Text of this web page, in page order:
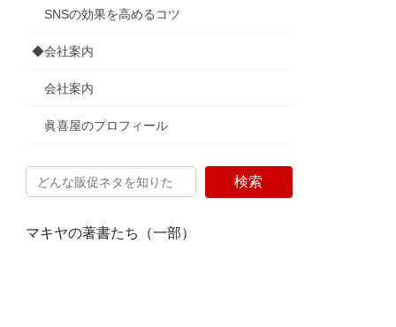
SNSの効果を高めるコツ
◆会社案内
会社案内
眞喜屋のプロフィール
検索
マキヤの著書たち（一部）